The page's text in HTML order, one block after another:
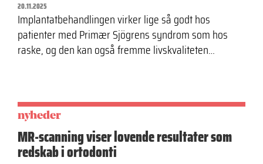
20.11.2025
Implantatbehandlingen virker lige så godt hos
patienter med Primær Sjögrens syndrom som hos
raske, og den kan også fremme livskvaliteten…
nyheder
MR-scanning viser lovende resultater som
redskab i ortodonti